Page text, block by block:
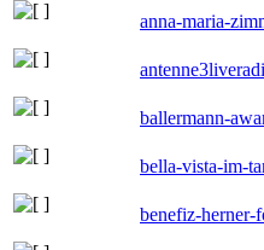
anna-maria-
ballermann-
bella-vista-im-
benefiz-herner-